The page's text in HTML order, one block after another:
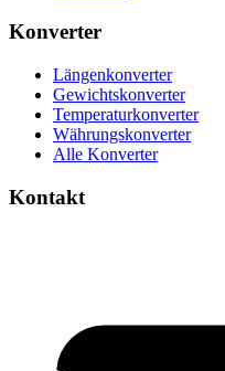
Konverter
Längenkonverter
Gewichtskonverter
Temperaturkonverter
Währungskonverter
Alle Konverter
Kontakt